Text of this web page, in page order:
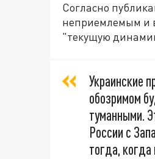
Согласно
неприемлемым и
"текущую
Украинские
обозримом
туманными.
России с
тогда,